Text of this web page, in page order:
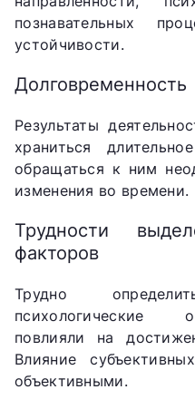
познавательных
устойчивости.
Долговременность
Результаты
храниться
обращаться к ним
изменения во времени.
Трудности
факторов
Трудно
психологические
повлияли на
Влияние
объективными.